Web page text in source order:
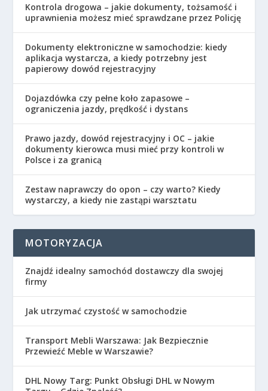
Kontrola drogowa – jakie dokumenty, tożsamość i
uprawnienia możesz mieć sprawdzane przez Policję
Dokumenty elektroniczne w samochodzie: kiedy
aplikacja wystarcza, a kiedy potrzebny jest
papierowy dowód rejestracyjny
Dojazdówka czy pełne koło zapasowe –
ograniczenia jazdy, prędkość i dystans
Prawo jazdy, dowód rejestracyjny i OC – jakie
dokumenty kierowca musi mieć przy kontroli w
Polsce i za granicą
Zestaw naprawczy do opon – czy warto? Kiedy
wystarczy, a kiedy nie zastąpi warsztatu
MOTORYZACJA
Znajdź idealny samochód dostawczy dla swojej
firmy
Jak utrzymać czystość w samochodzie
Transport Mebli Warszawa: Jak Bezpiecznie
Przewieźć Meble w Warszawie?
DHL Nowy Targ: Punkt Obsługi DHL w Nowym